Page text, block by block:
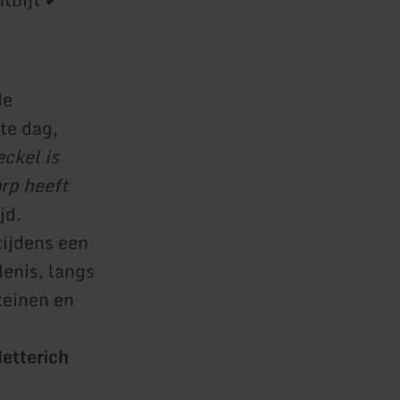
dag,
is
heeft
een
langs
en